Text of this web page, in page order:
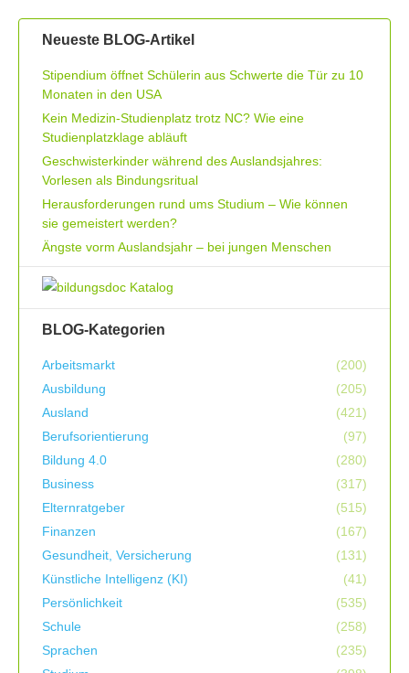
Neueste BLOG-Artikel
Stipendium öffnet Schülerin aus Schwerte die Tür zu 10
Monaten in den USA
Kein Medizin-Studienplatz trotz NC? Wie eine
Studienplatzklage abläuft
Geschwisterkinder während des Auslandsjahres:
Vorlesen als Bindungsritual
Herausforderungen rund ums Studium – Wie können
sie gemeistert werden?
Ängste vorm Auslandsjahr – bei jungen Menschen
BLOG-Kategorien
Arbeitsmarkt
(200)
Ausbildung
(205)
Ausland
(421)
Berufsorientierung
(97)
Bildung 4.0
(280)
Business
(317)
Elternratgeber
(515)
Finanzen
(167)
Gesundheit, Versicherung
(131)
Künstliche Intelligenz (KI)
(41)
Persönlichkeit
(535)
Schule
(258)
Sprachen
(235)